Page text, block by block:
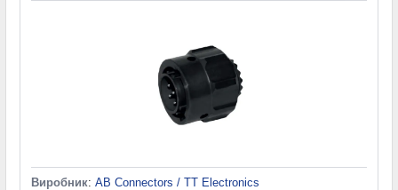
Виробник: AB Connectors / TT Electronics